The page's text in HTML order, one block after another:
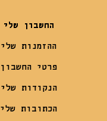
החשבון שלי
ההזמנות שלי
פרטי החשבון
הנקודות שלי
הכתובות שלי